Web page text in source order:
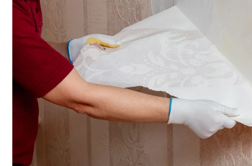
Verwijderen:
Stapsgewijze